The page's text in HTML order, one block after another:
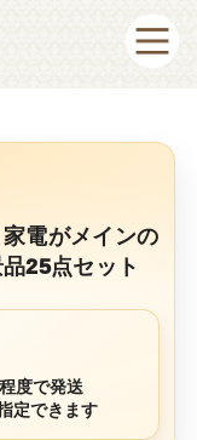
電がメインの
25点セット
度で発送
定できます